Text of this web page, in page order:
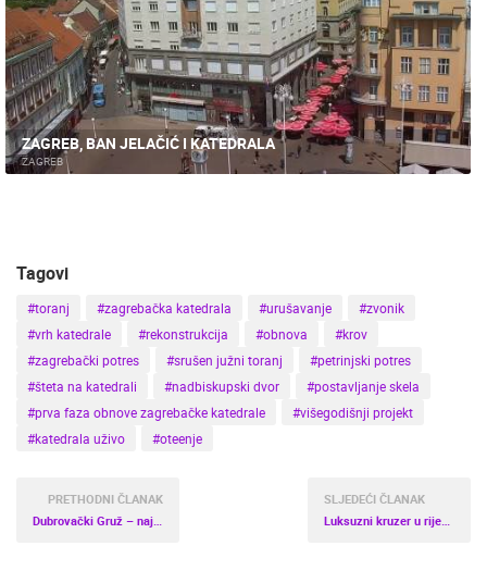
DOGAĐANJA I ZANIMLJIVOSTI TRANSPORT I PROMET
ZNAMENITOSTI SVJETSKA BAŠTINA SPORT
ZAGREB, BAN JELAČIĆ I KATEDRALA
ZAGREB
Tagovi
#toranj #zagrebačka katedrala #urušavanje
#zvonik
#vrh katedrale
#rekonstrukcija #obnova
#krov
#zagrebački potres
#srušen južni toranj
#petrinjski potres
#šteta na katedrali
#nadbiskupski dvor
#postavljanje skela
#prva faza obnove zagrebačke katedrale
#višegodišnji projekt
#katedrala uživo
#oteenje
PRETHODNI ČLANAK
SLJEDEĆI ČLANAK